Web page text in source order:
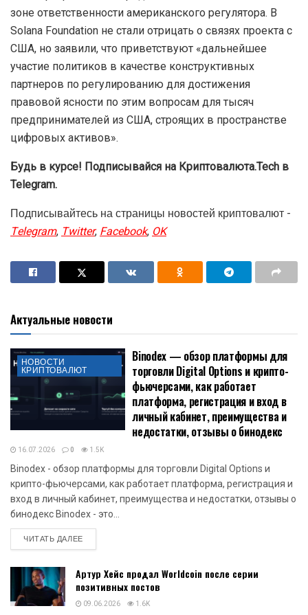
зоне ответственности американского регулятора. В
Solana Foundation не стали отрицать о связях проекта с
США, но заявили, что приветствуют «дальнейшее
участие политиков в качестве конструктивных
партнеров по регулированию для достижения
правовой ясности по этим вопросам для тысяч
предпринимателей из США, строящих в пространстве
цифровых активов».
Будь в курсе! Подписывайся на Криптовалюта.Tech в
Telegram.
Подписывайтесь на страницы новостей криптовалют -
Telegram,Twitter,Facebook,OK
Актуальные новости
НОВОСТИ
КРИПТОВАЛЮТ
Binodex — обзор платформы для
торговли Digital Options и крипто-
фьючерсами, как работает
платформа, регистрация и вход в
личный кабинет, преимущества и
недостатки, отзывы о бинодекс
16.07.2026 0 1.5K
Binodex - обзор платформы для торговли Digital Options и
крипто-фьючерсами, как работает платформа, регистрация и
вход в личный кабинет, преимущества и недостатки, отзывы о
бинодекс Binodex - это...
ЧИТАТЬ ДАЛЕЕDETAILS
Артур Хейс продал Worldcoin после серии
позитивных постов
09.06.2026 1.6K